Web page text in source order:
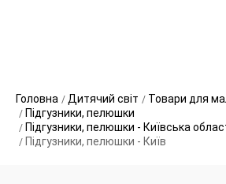
Головна Дитячий світ
Товари для
Підгузники, пелюшки
Підгузники, пелюшки - Київська
Підгузники, пелюшки - Київ